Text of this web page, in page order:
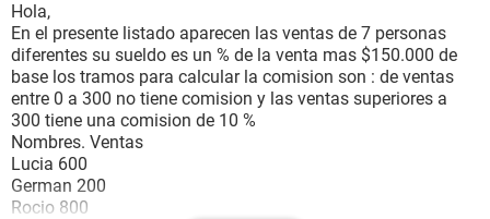
Hola,
En el presente listado aparecen las ventas de 7 personas
diferentes su sueldo es un % de la venta mas $150.000 de
base los tramos para calcular la comision son : de ventas
entre 0 a 300 no tiene comision y las ventas superiores a
300 tiene una comision de 10 %
Nombres. Ventas
Lucia 600
German 200
Rocio 800